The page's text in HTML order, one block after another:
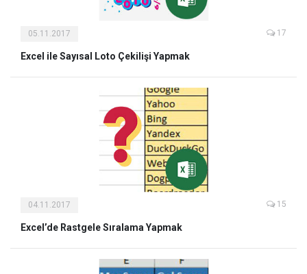
05.11.2017 17
Excel ile Sayısal Loto Çekilişi Yapmak
04.11.2017 15
Excel’de Rastgele Sıralama Yapmak